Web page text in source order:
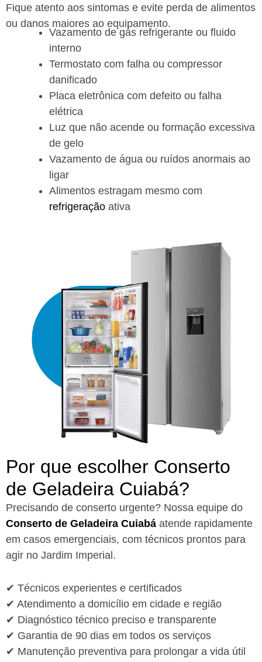
Fique atento aos sintomas e evite perda de alimentos
ou danos maiores ao equipamento.
Vazamento de gás refrigerante ou fluido
interno
Termostato com falha ou compressor
danificado
Placa eletrônica com defeito ou falha
elétrica
Luz que não acende ou formação excessiva
de gelo
Vazamento de água ou ruídos anormais ao
ligar
Alimentos estragam mesmo com
refrigeração ativa
Por que escolher Conserto
de Geladeira Cuiabá?​
Precisando de conserto urgente? Nossa equipe do
Conserto de Geladeira Cuiabá atende rapidamente
em casos emergenciais, com técnicos prontos para
agir no Jardim Imperial.
✔ Técnicos experientes e certificados
✔ Atendimento a domicílio em cidade e região
✔ Diagnóstico técnico preciso e transparente
✔ Garantia de 90 dias em todos os serviços
✔ Manutenção preventiva para prolongar a vida útil